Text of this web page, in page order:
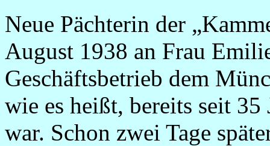
Neue Pächterin der
August 1938 an Frau
Geschäftsbetrieb dem
wie es heißt, bereits seit
war. Schon zwei Tage